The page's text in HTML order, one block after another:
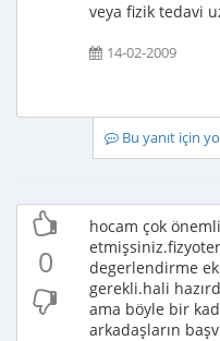
veya fizik tedavi
14-02-2009
Bu yanıt için
0
hocam çok
degerlendirme
gerekli.hali
ama böyle bir
arkadaşların